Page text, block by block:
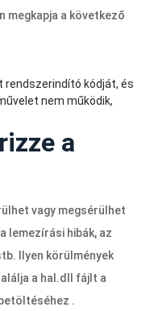
megkapja a következő
rendszerindító kódját, és
nem működik,
a
vagy megsérülhet
lemezírási hibák, az
Ilyen körülmények
a hal.dll
fájlt a
.